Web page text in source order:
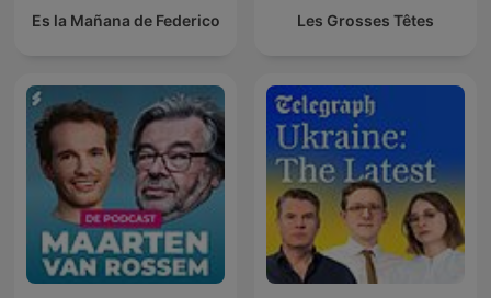
Es la Mañana de Federico Les Grosses Têtes